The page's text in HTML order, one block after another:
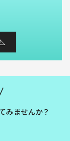
みませんか？